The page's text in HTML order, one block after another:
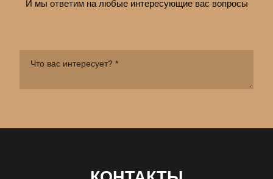
И мы ответим на любые интересующие вас вопросы